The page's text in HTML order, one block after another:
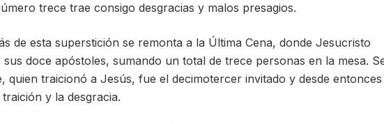
trece trae consigo desgracias y malos presagios.
de esta superstición se remonta a la Última Cena, donde Jesucristo
doce apóstoles, sumando un total de trece personas en la mesa.
quien traicionó a Jesús, fue el decimotercer invitado y desde entonces
y la desgracia.